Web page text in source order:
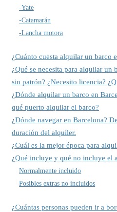
-Yate
-Catamarán
-Lancha motora
¿Cuánto cuesta alquilar un barco
¿Qué se necesita para alquilar
sin patrón? ¿Necesito licencia?
¿Dónde alquilar un barco en
qué puerto alquilar el barco?
¿Dónde navegar en Barcelona?
duración del alquiler.
¿Cuál es la mejor época para
¿Qué incluye y qué no incluye el
Normalmente incluido
Posibles extras no incluídos
¿Cuántas personas pueden ir a